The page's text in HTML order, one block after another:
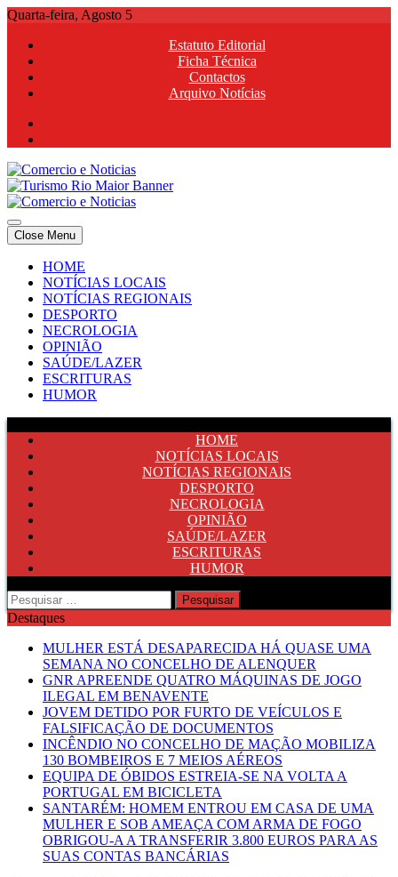
Skip
content
Quarta-feira, Agosto 5
Estatuto Editorial
Ficha Técnica
Contactos
Arquivo Notícias
Comercio e Noticias
Notícias e Publicidade Online
Comercio e Noticias
Notícias e Publicidade Online
Close Menu
HOME
NOTÍCIAS LOCAIS
NOTÍCIAS REGIONAIS
DESPORTO
NECROLOGIA
OPINIÃO
SAÚDE/LAZER
ESCRITURAS
HUMOR
HOME
NOTÍCIAS LOCAIS
NOTÍCIAS REGIONAIS
DESPORTO
NECROLOGIA
OPINIÃO
SAÚDE/LAZER
ESCRITURAS
HUMOR
Pesquisar
por:
Destaques
MULHER ESTÁ DESAPARECIDA HÁ QUASE UMA
SEMANA NO CONCELHO DE ALENQUER
GNR APREENDE QUATRO MÁQUINAS DE JOGO
ILEGAL EM BENAVENTE
JOVEM DETIDO POR FURTO DE VEÍCULOS E
FALSIFICAÇÃO DE DOCUMENTOS
INCÊNDIO NO CONCELHO DE MAÇÃO MOBILIZA
130 BOMBEIROS E 7 MEIOS AÉREOS
EQUIPA DE ÓBIDOS ESTREIA-SE NA VOLTA A
PORTUGAL EM BICICLETA
SANTARÉM: HOMEM ENTROU EM CASA DE UMA
MULHER E SOB AMEAÇA COM ARMA DE FOGO
OBRIGOU-A A TRANSFERIR 3.800 EUROS PARA AS
SUAS CONTAS BANCÁRIAS